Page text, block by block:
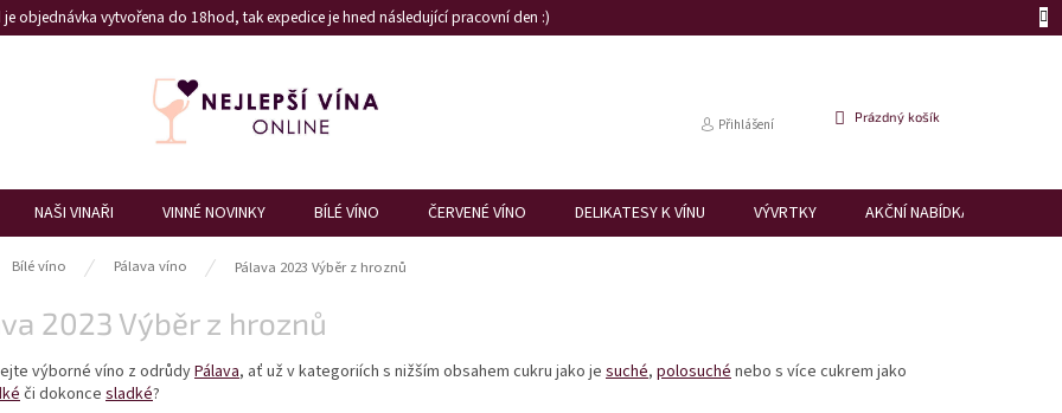
objednávka vytvořena do 18hod, tak expedice je hned následující pracovní den :)
Přihlášení
NÁKUPNÍ
Prázdný košík
NAŠI VINAŘI VINNÉ NOVINKY BÍLÉ VÍNO ČERVENÉ VÍNO DELIKATESY K VÍNU VÝVRTKY AKČNÍ NABÍDKA
Bílé víno Pálava víno Pálava 2023 Výběr z hroznů
2023 Výběr z hroznů
výborné víno z odrůdyPálava, ať už v kategoriích s nižším obsahem cukru jako je suché, polosuché nebo s více cukrem jako
či dokonce sladké?